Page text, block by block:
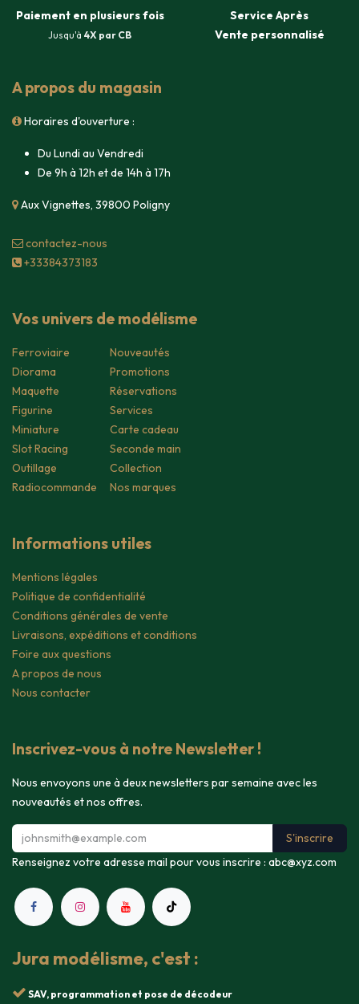
Paiement en plusieurs fois
Jusqu'à 4X par CB
Service Après
Vente personnalisé
A propos du magasin
Horaires d'ouverture :
Du Lundi au Vendredi
De 9h à 12h et de 14h à 17h
Aux Vignettes, 39800 Poligny
contacte​z-nous
+33384373183
Vos univers de modélisme
Ferroviaire
Diorama
Maquette
Figurine
Miniature
Slot Racing
Outillage
Radiocommande
Nouveautés
Promotions
Réservations
Services
Carte cadeau
Seconde main
Collection
Nos marques
Informations utiles
Mentions légales
Politique de confidentialité
Conditions générales de vente
Livraisons, expéditions et conditions
Foire aux questions
A propos de nous
Nous contacter
Inscrivez-vous à notre Newsletter !
Nous envoyons une à deux newsletters par semaine avec les
nouveautés et nos offres.
S'inscrire
Renseignez votre adresse mail pour vous inscrire : abc@xyz.com
Jura modélisme, c'est :
SAV, programmation et pose de décodeur